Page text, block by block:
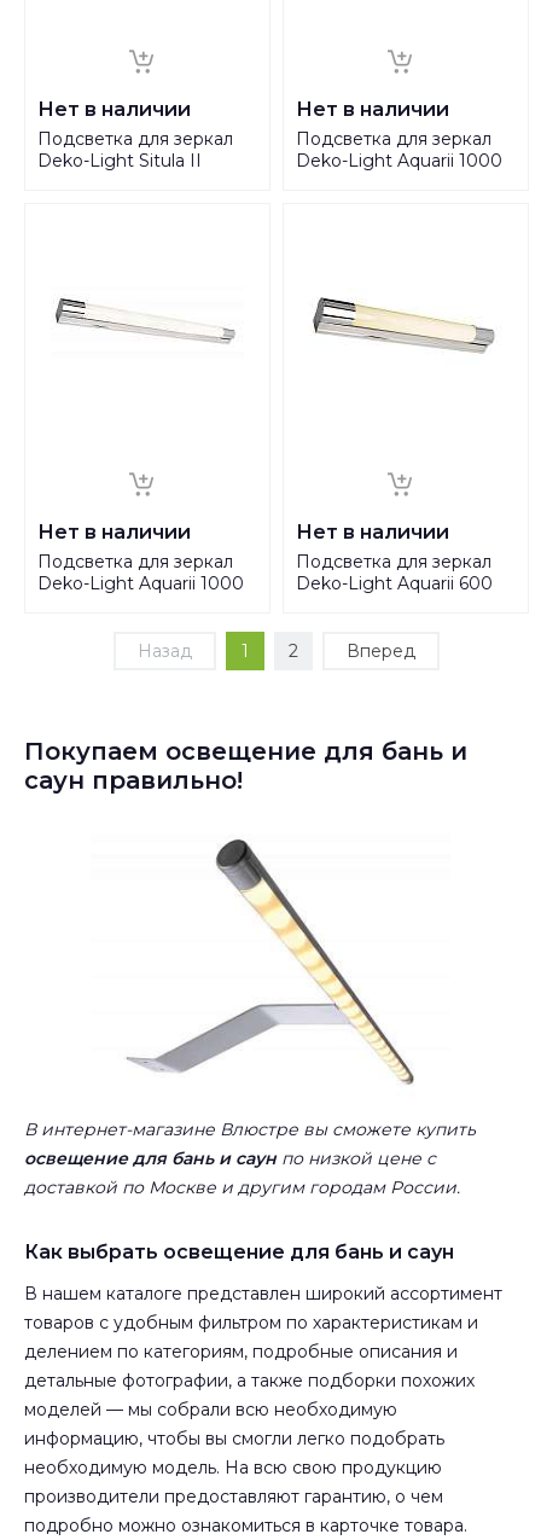
Нет в наличии
Подсветка для зеркал
Deko-Light Situla II
Нет в наличии
Подсветка для зеркал
Deko-Light Aquarii 1000
Нет в наличии
Подсветка для зеркал
Deko-Light Aquarii 1000
Нет в наличии
Подсветка для зеркал
Deko-Light Aquarii 600
Назад 1 2 Вперед
Покупаем освещение для бань и
саун правильно!
В интернет-магазине Влюстре вы сможете купить
освещение для бань и саунпо низкой цене с
доставкой по Москве и другим городам России.
Как выбрать освещение для бань и саун
В нашем каталоге представлен широкий ассортимент
товаров с удобным фильтром по характеристикам и
делением по категориям, подробные описания и
детальные фотографии, а также подборки похожих
моделей — мы собрали всю необходимую
информацию, чтобы вы смогли легко подобрать
необходимую модель. На всю свою продукцию
производители предоставляют гарантию, о чем
подробно можно ознакомиться в карточке товара.